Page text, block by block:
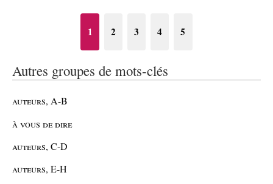
1 2 3 4 5
Autres groupes de mots-clés
auteurs, A-B
à vous de dire
auteurs, C-D
auteurs, E-H